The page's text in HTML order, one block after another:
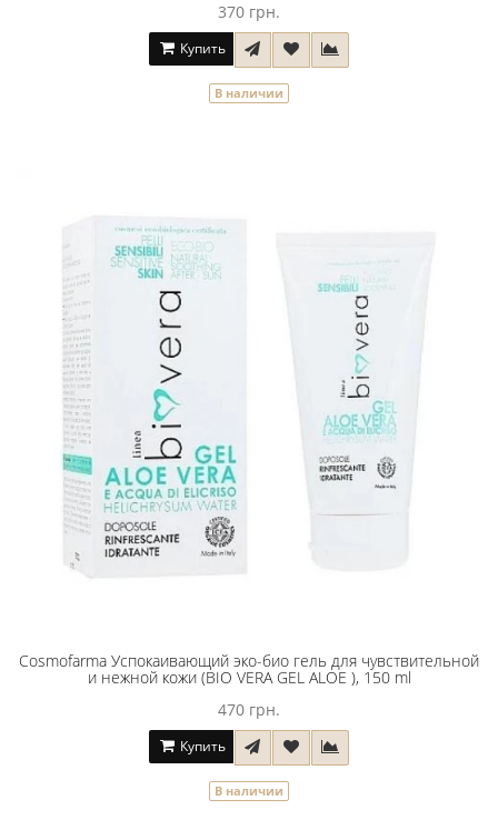
370 грн.
Купить
В наличии
Cosmofarma Успокаивающий эко-био гель для чувствительной
и нежной кожи (BIO VERA GEL ALOE ), 150 ml
470 грн.
Купить
В наличии